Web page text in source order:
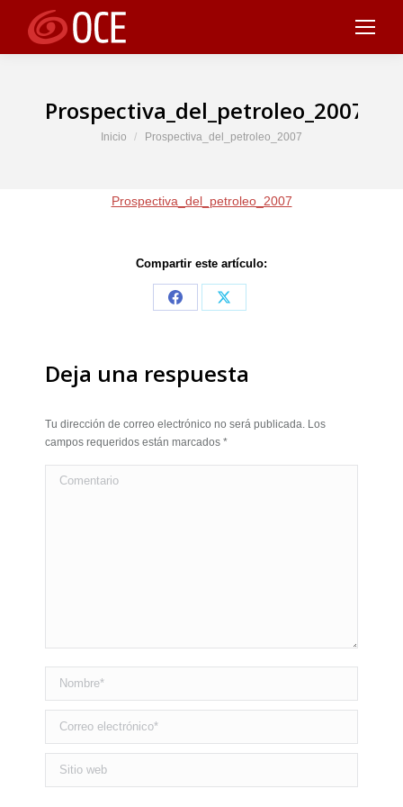
Prospectiva_del_petroleo_2007
Estás aquí:
Inicio Prospectiva_del_petroleo_2007
Prospectiva_del_petroleo_2007
Compartir este artículo:
Share
Share
Deja una respuesta
Tu dirección de correo electrónico no será publicada. Los
campos requeridos están marcados *
Comentario
Nombre *
Correo electrónico *
Sitio web